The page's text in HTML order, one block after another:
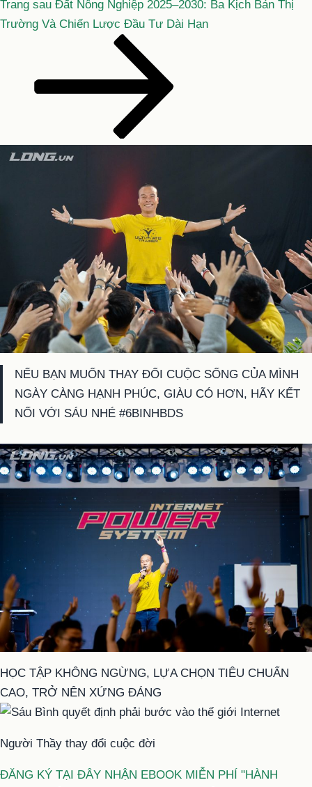
Bài
tiếp
Trang sau Đất Nông Nghiệp 2025–2030: Ba Kịch Bản Thị
Trường Và Chiến Lược Đầu Tư Dài Hạn
NẾU BẠN MUỐN THAY ĐỔI CUỘC SỐNG CỦA MÌNH
NGÀY CÀNG HẠNH PHÚC, GIÀU CÓ HƠN, HÃY KẾT
NỐI VỚI SÁU NHÉ #6BINHBDS
HỌC TẬP KHÔNG NGỪNG, LỰA CHỌN TIÊU CHUẨN
CAO, TRỞ NÊN XỨNG ĐÁNG
Người Thầy thay đổi cuộc đời
ĐĂNG KÝ TẠI ĐÂY NHẬN EBOOK MIỄN PHÍ "HÀNH